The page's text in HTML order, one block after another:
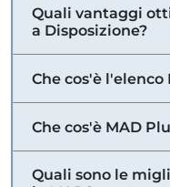
Quali vantaggi
a Disposizione?
Che cos'è
Che cos'è MAD
Quali sono le